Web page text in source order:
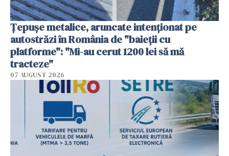
Țepușe metalice, aruncate intenționat pe
autostrăzi în România de "baieții cu
platforme": "Mi-au cerut 1200 lei să mă
tracteze"
07 AUGUST 2026